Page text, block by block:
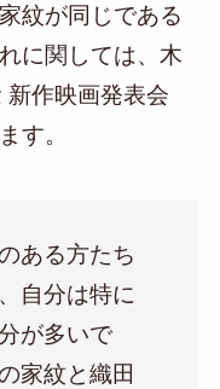
紋が同じである
に関しては、木
作映画発表会
す。
ある方たち
自分は特に
が多いで
家紋と織田